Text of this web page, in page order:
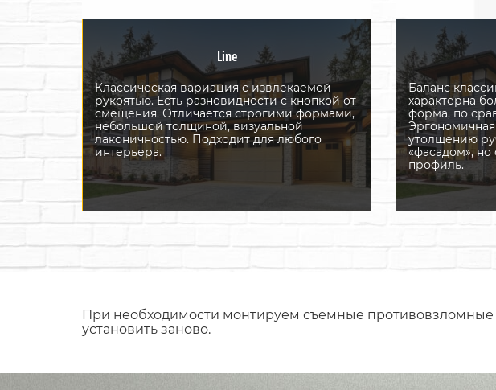
Line
Классическая вариация с извлекаемой
рукоятью. Есть разновидности с кнопкой от
смещения. Отличается строгими формами,
небольшой толщиной, визуальной
лаконичностью. Подходит для любого
интерьера.
Баланс
характерна
форма, по
утолщению
«фасадом»,
профиль.
При необходимости монтируем съемные противовзломные
установить заново.